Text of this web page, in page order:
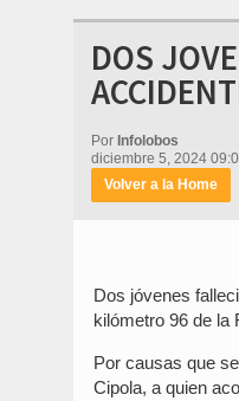
DOS
Por Infolobos
diciembre 5, 2024
Volver a la Home
Dos jóvenes
kilómetro 96 de la
Por causas que
Cipola, a quien